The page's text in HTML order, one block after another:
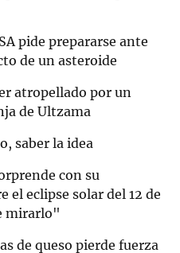
pide prepararse ante
de un asteroide
atropellado por un
de Ultzama
saber la idea
con su
el eclipse solar del 12 de
mirarlo"
de queso pierde fuerza